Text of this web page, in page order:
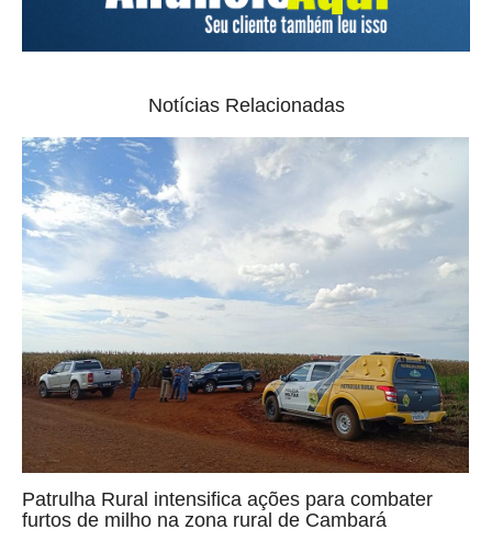
Notícias Relacionadas
Patrulha Rural intensifica ações para combater
furtos de milho na zona rural de Cambará